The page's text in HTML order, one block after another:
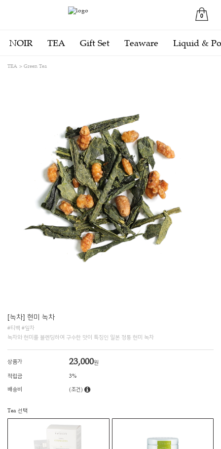
0
NOIR TEA Gift Set Teaware Liquid &
TEA Green Tea
[녹차] 현미 녹차
#티백 #잎차
녹차와 현미를 블렌딩하여 구수한 맛이 특징인 일본 정통 현미 녹차
상품가 23,000원
적립금 3%
배송비 (조건)
Tea 선택